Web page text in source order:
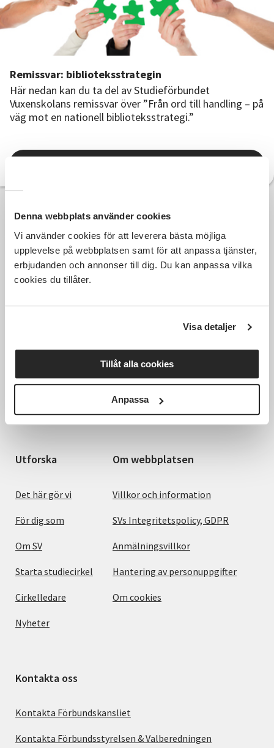
Denna webbplats använder cookies
Vi använder cookies för att leverera bästa möjliga
upplevelse på webbplatsen samt för att anpassa tjänster,
erbjudanden och annonser till dig. Du kan anpassa vilka
cookies du tillåter.
Visa detaljer
Tillåt alla cookies
Anpassa
Lyssna
Remissvar: biblioteksstrategin
Här nedan kan du ta del av Studieförbundet
Vuxenskolans remissvar över ”Från ord till handling – på
väg mot en nationell biblioteksstrategi.”
Hela Sveriges studieförbund - Vi är en central
samhällsaktör som bidrar till demokrati och
människor, miljö och samhällen.
Utforska
Det här gör vi
För dig som
Om SV
Starta studiecirkel
Cirkelledare
Nyheter
Om webbplatsen
Villkor och information
SVs Integritetspolicy, GDPR
Anmälningsvillkor
Hantering av personuppgifter
Om cookies
Kontakta oss
Kontakta Förbundskansliet
Kontakta Förbundsstyrelsen & Valberedningen